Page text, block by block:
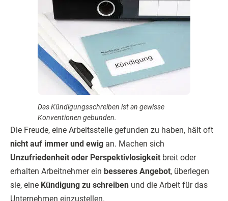
Das Kündigungsschreiben ist an gewisse
Konventionen gebunden.
Die Freude, eine Arbeitsstelle gefunden zu haben, hält oft
nicht auf immer und ewig an. Machen sich
Unzufriedenheit oder Perspektivlosigkeit breit oder
erhalten Arbeitnehmer ein besseres Angebot, überlegen
sie, eine Kündigung zu schreiben und die Arbeit für das
Unternehmen einzustellen.